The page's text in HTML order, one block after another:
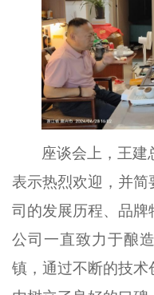
座谈会上，王
表示热烈欢迎，并
司的发展历程、品牌
公司一直致力于酿造
镇 ，通过不断的技